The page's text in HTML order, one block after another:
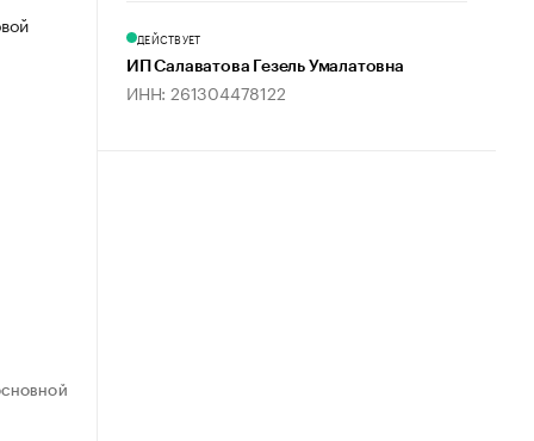
ДЕЙСТВУЕТ
ИП Салаватова Гезель Умалатовна
ИНН: 261304478122